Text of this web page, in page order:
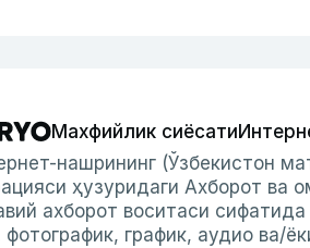
Махфийлик сиёсати
нашрининг (Ўзбекистон
ҳузуридаги Ахборот ва
ахборот воситаси
график, аудио ва/